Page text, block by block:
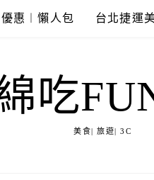
惠︱懶人包 台北捷運
吃
美食| 旅遊| 3C